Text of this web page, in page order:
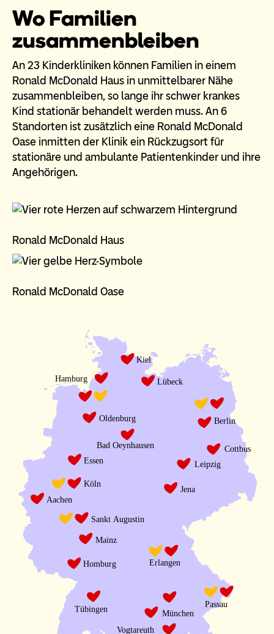
Wo Familien
zusammenbleiben
An 23 Kinderkliniken können Familien in einem
Ronald McDonald Haus in unmittelbarer Nähe
zusammenbleiben, so lange ihr schwer krankes
Kind stationär behandelt werden muss. An 6
Standorten ist zusätzlich eine Ronald McDonald
Oase inmitten der Klinik ein Rückzugsort für
stationäre und ambulante Patientenkinder und ihre
Angehörigen.
Ronald McDonald Haus
Ronald McDonald Oase
Bad Oeynhausen
Oldenburg
Hamburg
Essen
Köln
Aachen
Sankt Augustin
Mainz
Erlangen
Homburg
Tübingen
München
Vogtareuth
Passau
Jena
Leipzig
Cottbus
Berlin
Lübeck
Kiel